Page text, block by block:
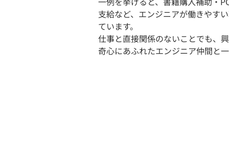
支給など、エンジニアが働きやす
ています。
仕事と直接関係のないことでも、
奇心にあふれたエンジニア仲間と